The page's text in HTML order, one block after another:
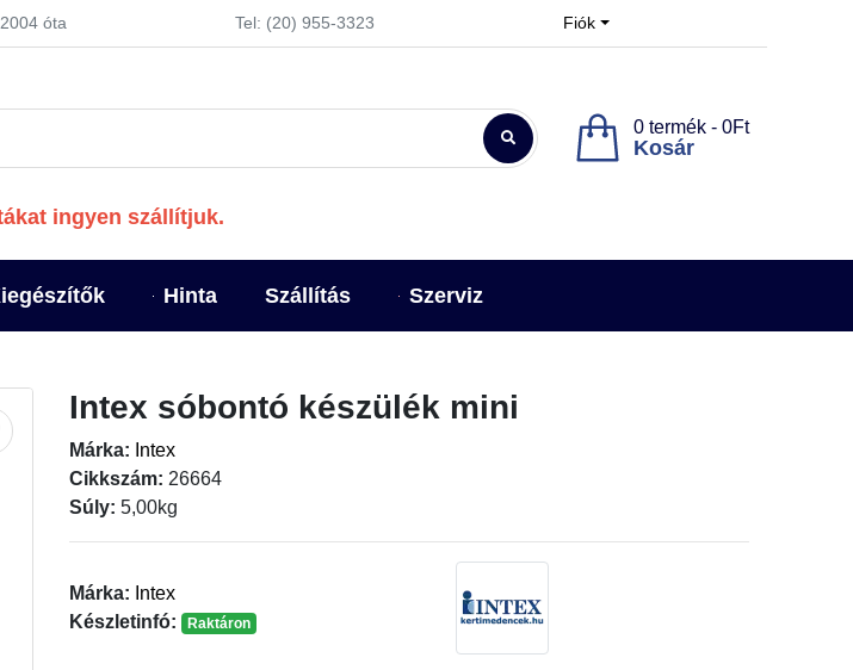
óta Tel: (20) 955-3323 Fiók
Kosár
0 termék - 0Ft
ingyen szállítjuk.
Hinta Szállítás Szerviz
Intex sóbontó készülék mini
Márka: Intex
Cikkszám: 26664
Súly: 5,00kg
Márka: Intex
Készletinfó:
Raktáron